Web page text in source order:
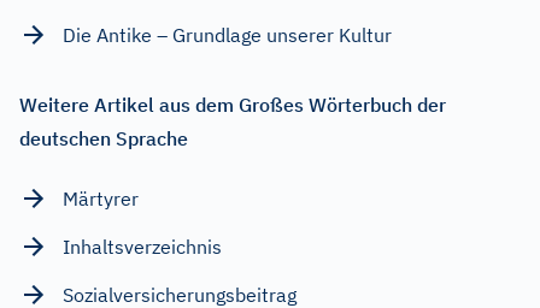
Die Antike – Grundlage unserer Kultur
Weitere Artikel aus dem Großes Wörterbuch der
deutschen Sprache
Märtyrer
Inhaltsverzeichnis
Sozialversicherungsbeitrag